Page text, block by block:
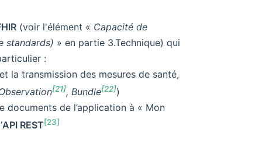
(voir l'élément « Capacité de
standards) » en partie 3.Technique) qui
:
la transmission des mesures de santé,
[21], Bundle[22])
documents de l’application à « Mon
API REST [23]